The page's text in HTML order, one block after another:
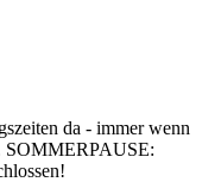
da - immer wenn
SOMMERPAUSE: